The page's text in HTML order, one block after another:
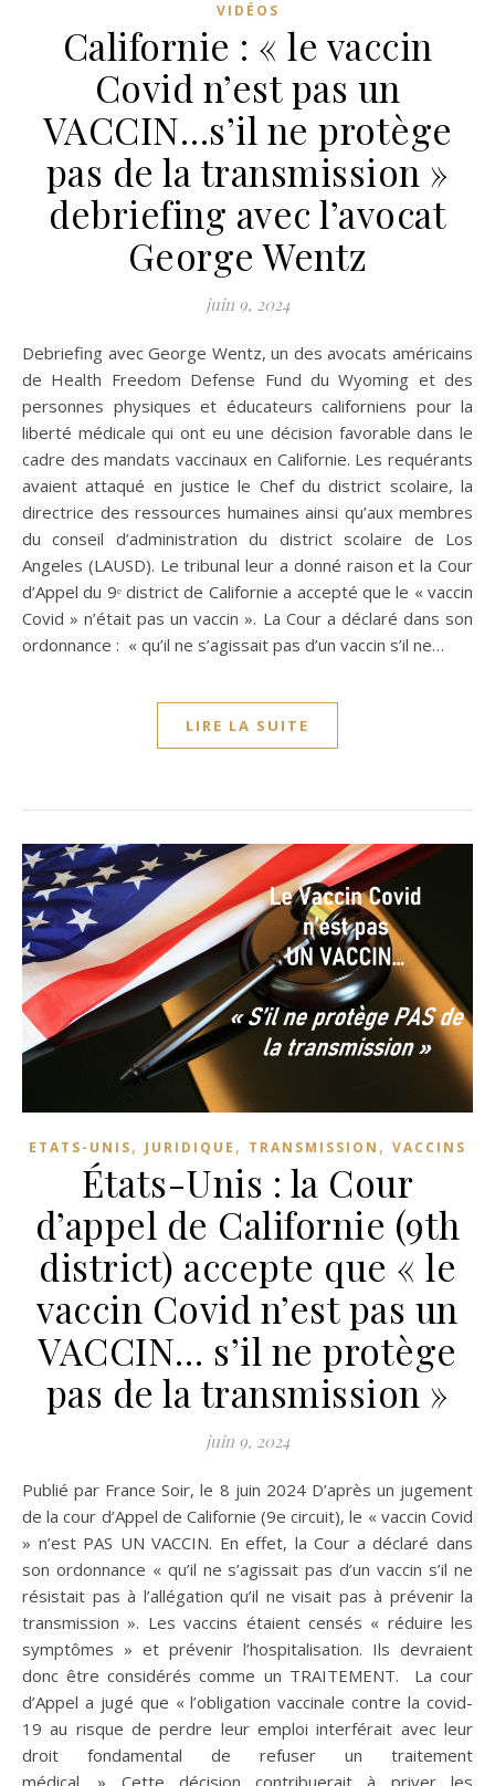
VIDÉOS
Californie : « le vaccin
Covid n’est pas un
VACCIN…s’il ne protège
pas de la transmission »
debriefing avec l’avocat
George Wentz
juin 9, 2024
Debriefing avec George Wentz, un des avocats américains
de Health Freedom Defense Fund du Wyoming et des
personnes physiques et éducateurs californiens pour la
liberté médicale qui ont eu une décision favorable dans le
cadre des mandats vaccinaux en Californie. Les requérants
avaient attaqué en justice le Chef du district scolaire, la
directrice des ressources humaines ainsi qu’aux membres
du conseil d’administration du district scolaire de Los
Angeles (LAUSD). Le tribunal leur a donné raison et la Cour
d’Appel du 9ᵉ district de Californie a accepté que le « vaccin
Covid » n’était pas un vaccin ». La Cour a déclaré dans son
ordonnance : « qu’il ne s’agissait pas d’un vaccin s’il ne…
LIRE LA SUITE
ETATS-UNIS, JURIDIQUE , TRANSMISSION , VACCINS
États-Unis : la Cour
d’appel de Californie (9th
district) accepte que « le
vaccin Covid n’est pas un
VACCIN… s’il ne protège
pas de la transmission »
juin 9, 2024
Publié par France Soir, le 8 juin 2024 D’après un jugement
de la cour d’Appel de Californie (9e circuit), le « vaccin Covid
» n’est PAS UN VACCIN. En effet, la Cour a déclaré dans
son ordonnance « qu’il ne s’agissait pas d’un vaccin s’il ne
résistait pas à l’allégation qu’il ne visait pas à prévenir la
transmission ». Les vaccins étaient censés « réduire les
symptômes » et prévenir l’hospitalisation. Ils devraient
donc être considérés comme un TRAITEMENT. La cour
d’Appel a jugé que « l’obligation vaccinale contre la covid-
19 au risque de perdre leur emploi interférait avec leur
droit fondamental de refuser un traitement